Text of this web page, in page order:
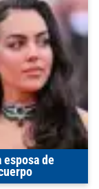
de